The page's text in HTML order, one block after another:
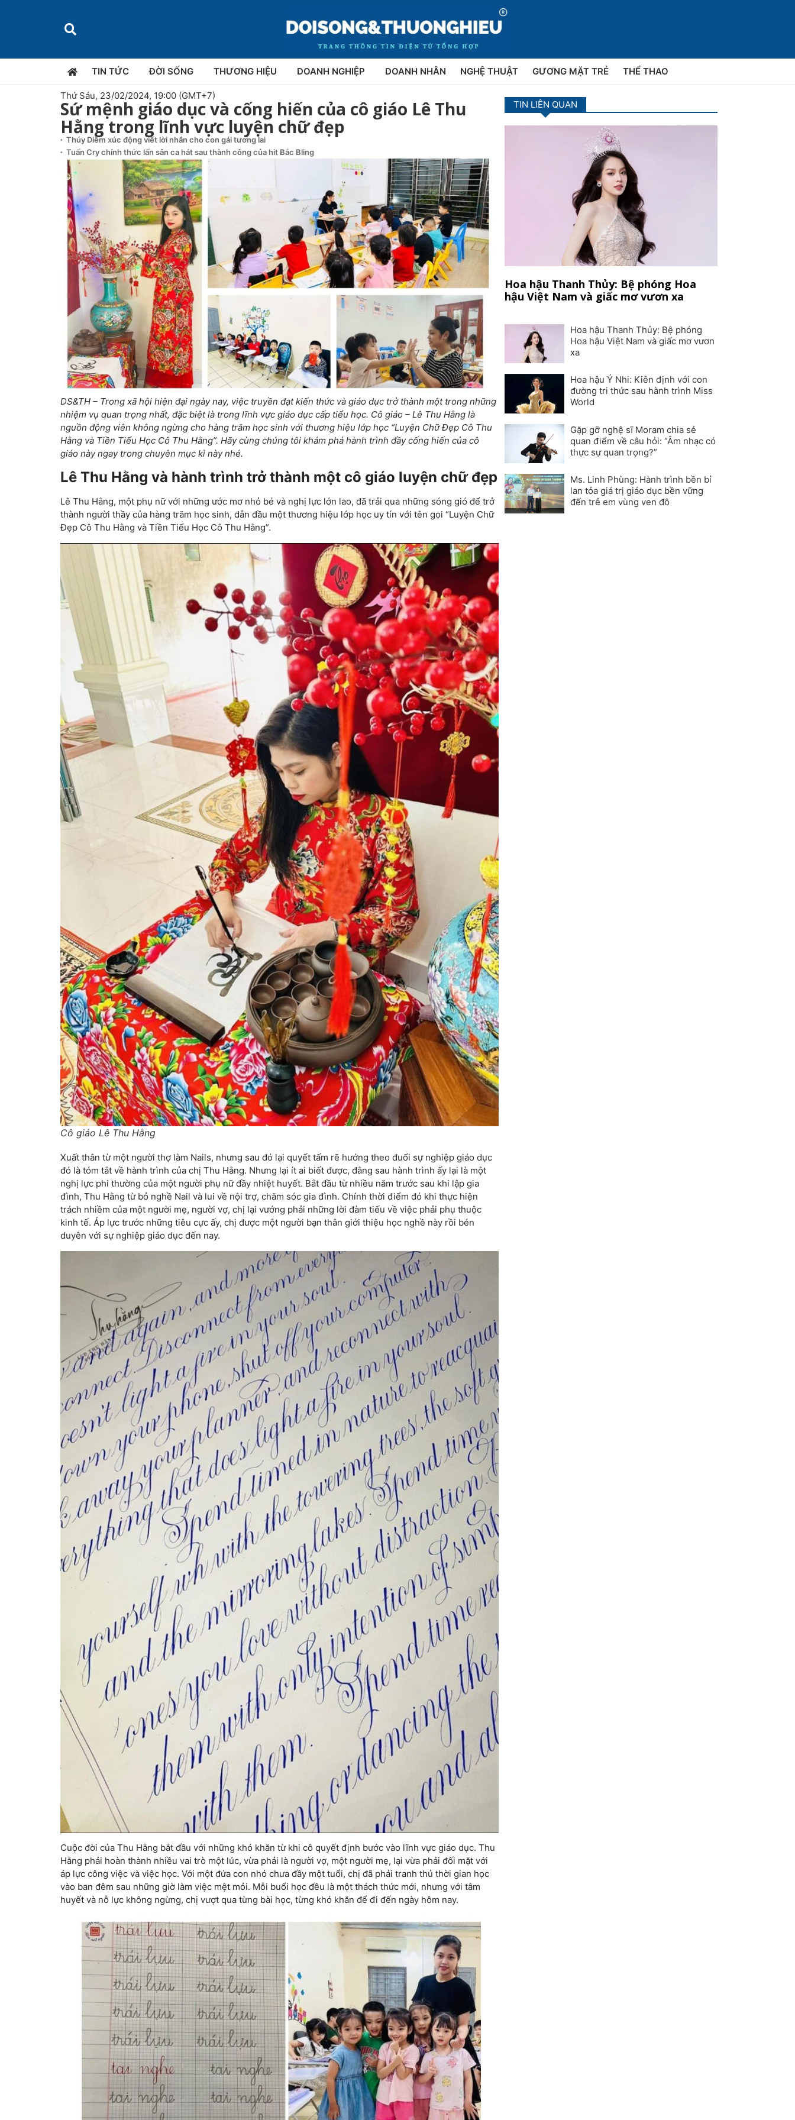
TIN TỨC ĐỜI SỐNG THƯƠNG HIỆU DOANH NGHIỆP DOANH NHÂN NGHỆ THUẬT GƯƠNG MẶT TRẺ THỂ THAO
Thứ Sáu, 23/02/2024, 19:00 (GMT+7)
Sứ mệnh giáo dục và cống hiến của cô giáo Lê Thu
Hằng trong lĩnh vực luyện chữ đẹp
Thúy Diễm xúc động viết lời nhắn cho con gái tương lai
Tuấn Cry chính thức lấn sân ca hát sau thành công của hit Bắc Bling
DS&TH – Trong xã hội hiện đại ngày nay, việc truyền đạt kiến thức và giáo dục trở thành một trong những
nhiệm vụ quan trọng nhất, đặc biệt là trong lĩnh vực giáo dục cấp tiểu học. Cô giáo – Lê Thu Hằng là
nguồn động viên không ngừng cho hàng trăm học sinh với thương hiệu lớp học “Luyện Chữ Đẹp Cô Thu
Hằng và Tiền Tiểu Học Cô Thu Hằng”. Hãy cùng chúng tôi khám phá hành trình đầy cống hiến của cô
giáo này ngay trong chuyên mục kì này nhé.
Lê Thu Hằng và hành trình trở thành một cô giáo luyện chữ đẹp
Lê Thu Hằng, một phụ nữ với những ước mơ nhỏ bé và nghị lực lớn lao, đã trải qua những sóng gió để trở
thành người thầy của hàng trăm học sinh, dẫn đầu một thương hiệu lớp học uy tín với tên gọi “Luyện Chữ
Đẹp Cô Thu Hằng và Tiền Tiểu Học Cô Thu Hằng”.
Cô giáo Lê Thu Hằng
Xuất thân từ một người thợ làm Nails, nhưng sau đó lại quyết tấm rẽ hướng theo đuổi sự nghiệp giáo dục
đó là tóm tắt về hành trình của chị Thu Hằng. Nhưng lại ít ai biết được, đằng sau hành trình ấy lại là một
nghị lực phi thường của một người phụ nữ đầy nhiệt huyết. Bắt đầu từ nhiều năm trước sau khi lập gia
đình, Thu Hằng từ bỏ nghề Nail và lui về nội trợ, chăm sóc gia đình. Chính thời điểm đó khi thực hiện
trách nhiềm của một người mẹ, người vợ, chị lại vướng phải những lời đàm tiếu về việc phải phụ thuộc
kinh tế. Áp lực trước những tiêu cực ấy, chị được một người bạn thân giới thiệu học nghề này rồi bén
duyên với sự nghiệp giáo dục đến nay.
Cuộc đời của Thu Hằng bắt đầu với những khó khăn từ khi cô quyết định bước vào lĩnh vực giáo dục. Thu
Hằng phải hoàn thành nhiều vai trò một lúc, vừa phải là người vợ, một người mẹ, lại vừa phải đối mặt với
áp lực công việc và việc học. Với một đứa con nhỏ chưa đầy một tuổi, chị đã phải tranh thủ thời gian học
vào ban đêm sau những giờ làm việc mệt mỏi. Mỗi buổi học đều là một thách thức mới, nhưng với tâm
huyết và nỗ lực không ngừng, chị vượt qua từng bài học, từng khó khăn để đi đến ngày hôm nay.
TIN LIÊN QUAN
Hoa hậu Thanh Thủy: Bệ phóng Hoa
hậu Việt Nam và giấc mơ vươn xa
Hoa hậu Thanh Thủy: Bệ phóng
Hoa hậu Việt Nam và giấc mơ vươn
xa
Hoa hậu Ý Nhi: Kiên định với con
đường tri thức sau hành trình Miss
World
Gặp gỡ nghệ sĩ Moram chia sẻ
quan điểm về câu hỏi: “Âm nhạc có
thực sự quan trọng?”
Ms. Linh Phùng: Hành trình bền bỉ
lan tỏa giá trị giáo dục bền vững
đến trẻ em vùng ven đô